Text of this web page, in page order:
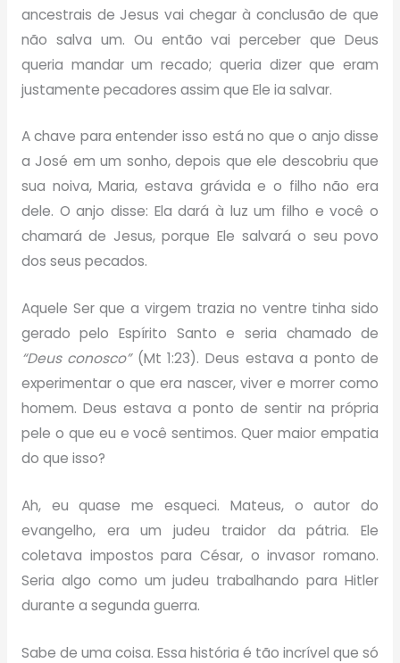
ancestrais de Jesus vai chegar à conclusão de que
não salva um. Ou então vai perceber que Deus
queria mandar um recado; queria dizer que eram
justamente pecadores assim que Ele ia salvar.
A chave para entender isso está no que o anjo disse
a José em um sonho, depois que ele descobriu que
sua noiva, Maria, estava grávida e o filho não era
dele. O anjo disse: Ela dará à luz um filho e você o
chamará de Jesus, porque Ele salvará o seu povo
dos seus pecados.
Aquele Ser que a virgem trazia no ventre tinha sido
gerado pelo Espírito Santo e seria chamado de
“Deus conosco”(Mt 1:23). Deus estava a ponto de
experimentar o que era nascer, viver e morrer como
homem. Deus estava a ponto de sentir na própria
pele o que eu e você sentimos. Quer maior empatia
do que isso?
Ah, eu quase me esqueci. Mateus, o autor do
evangelho, era um judeu traidor da pátria. Ele
coletava impostos para César, o invasor romano.
Seria algo como um judeu trabalhando para Hitler
durante a segunda guerra.
Sabe de uma coisa. Essa história é tão incrível que só